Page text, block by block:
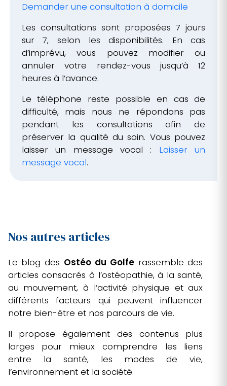
Demander une consultation à domicile
Les consultations sont proposées 7 jours
sur 7, selon les disponibilités. En cas
d’imprévu, vous pouvez modifier ou
annuler votre rendez-vous jusqu’à 12
heures à l’avance.
Le téléphone reste possible en cas de
difficulté, mais nous ne répondons pas
pendant les consultations afin de
préserver la qualité du soin. Vous pouvez
laisser un message vocal : Laisser un
message vocal.
Nos autres articles
Le blog des Ostéo du Golferassemble des
articles consacrés à l’ostéopathie, à la santé,
au mouvement, à l’activité physique et aux
différents facteurs qui peuvent influencer
notre bien-être et nos parcours de vie.
Il propose également des contenus plus
larges pour mieux comprendre les liens
entre la santé, les modes de vie,
l’environnement et la société.